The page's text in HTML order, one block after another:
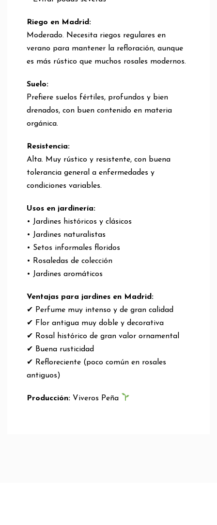
Riego en Madrid:
Moderado. Necesita riegos regulares en
verano para mantener la refloración, aunque
es más rústico que muchos rosales modernos.
Suelo:
Prefiere suelos fértiles, profundos y bien
drenados, con buen contenido en materia
orgánica.
Resistencia:
Alta. Muy rústico y resistente, con buena
tolerancia general a enfermedades y
condiciones variables.
Usos en jardinería:
• Jardines históricos y clásicos
• Jardines naturalistas
• Setos informales floridos
• Rosaledas de colección
• Jardines aromáticos
Ventajas para jardines en Madrid:
✔ Perfume muy intenso y de gran calidad
✔ Flor antigua muy doble y decorativa
✔ Rosal histórico de gran valor ornamental
✔ Buena rusticidad
✔ Refloreciente (poco común en rosales
antiguos)
Producción: Viveros Peña